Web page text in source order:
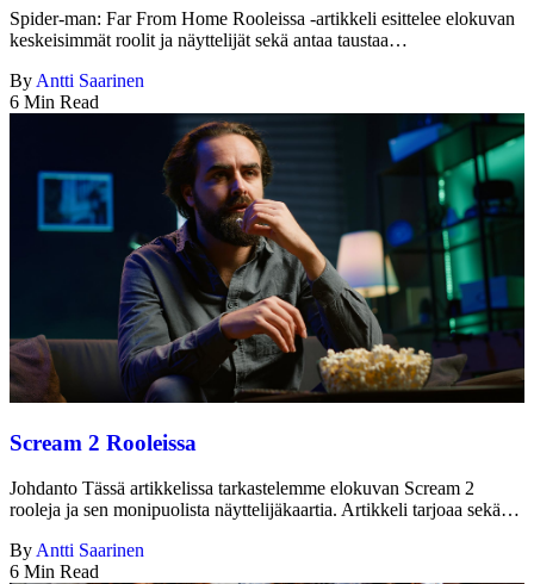
Spider-man: Far From Home Rooleissa -artikkeli esittelee elokuvan
keskeisimmät roolit ja näyttelijät sekä antaa taustaa…
By Antti Saarinen
6 Min Read
Scream 2 Rooleissa
Johdanto Tässä artikkelissa tarkastelemme elokuvan Scream 2
rooleja ja sen monipuolista näyttelijäkaartia. Artikkeli tarjoaa sekä…
By Antti Saarinen
6 Min Read